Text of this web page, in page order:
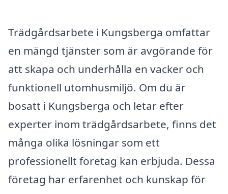
Trädgårdsarbete i Kungsberga omfattar
en mängd tjänster som är avgörande för
att skapa och underhålla en vacker och
funktionell utomhusmiljö. Om du är
bosatt i Kungsberga och letar efter
experter inom trädgårdsarbete, finns det
många olika lösningar som ett
professionellt företag kan erbjuda. Dessa
företag har erfarenhet och kunskap för